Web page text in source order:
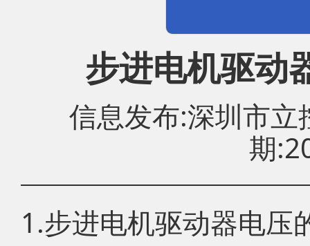
步进电机驱动
信息发布:深圳市
期
1.步进电机驱动器电压